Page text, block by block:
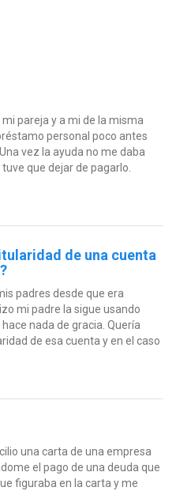
pareja y a mi de la misma
personal poco antes
vez la ayuda no me daba
que dejar de pagarlo.
de una cuenta
padres desde que era
mi padre la sigue usando
nada de gracia. Quería
de esa cuenta y en el caso
una carta de una empresa
el pago de una deuda que
figuraba en la carta y me